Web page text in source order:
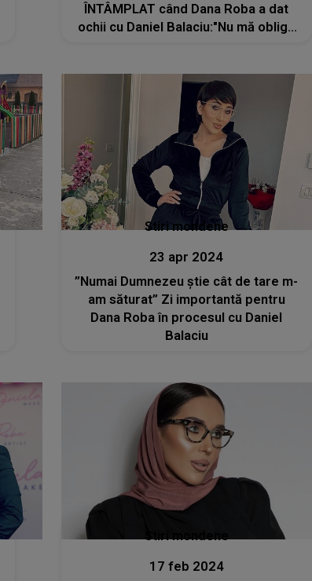
ÎNTÂMPLAT când Dana Roba a dat
ochii cu Daniel Balaciu:"Nu mă obligă
Stiri mondene
23 apr 2024
”Numai Dumnezeu știe cât de tare m-
am săturat” Zi importantă pentru
Dana Roba în procesul cu Daniel
Balaciu
17 feb 2024